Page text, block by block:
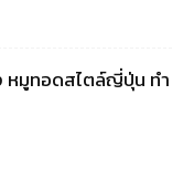
หมูทอดสไตล์ญี่ปุ่น ทำ